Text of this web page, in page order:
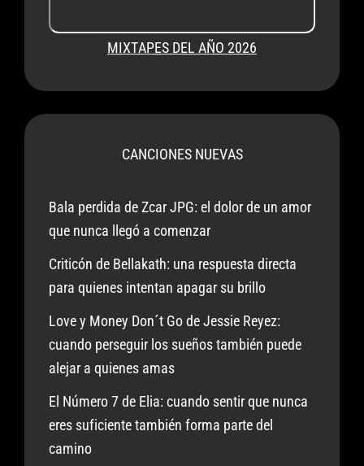
MIXTAPES DEL AÑO 2026
CANCIONES NUEVAS
Bala perdida de Zcar JPG: el dolor de un amor
que nunca llegó a comenzar
Criticón de Bellakath: una respuesta directa
para quienes intentan apagar su brillo
Love y Money Don´t Go de Jessie Reyez:
cuando perseguir los sueños también puede
alejar a quienes amas
El Número 7 de Elia: cuando sentir que nunca
eres suficiente también forma parte del
camino